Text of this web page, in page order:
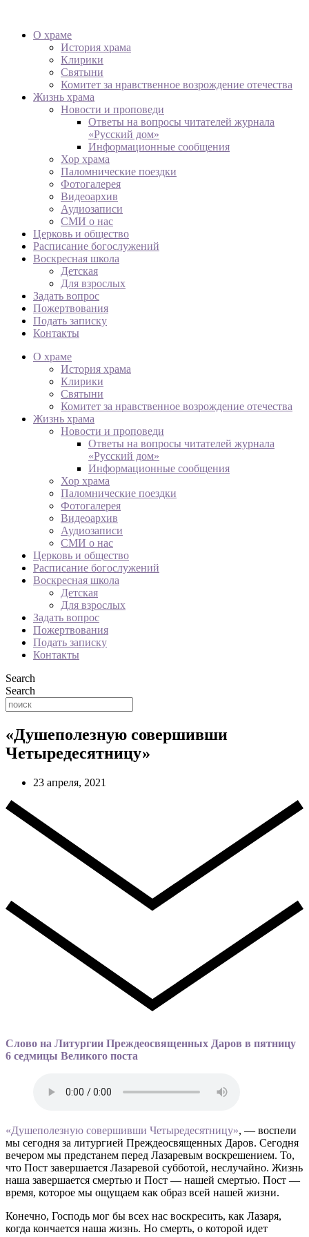
О храме
История храма
Клирики
Святыни
Комитет за нравственное возрождение отечества
Жизнь храма
Новости и проповеди
Ответы на вопросы читателей журнала
«Русский дом»
Информационные сообщения
Хор храма
Паломнические поездки
Фотогалерея
Видеоархив
Аудиозаписи
СМИ о нас
Церковь и общество
Расписание богослужений
Воскресная школа
Детская
Для взрослых
Задать вопрос
Пожертвования
Подать записку
Контакты
О храме
История храма
Клирики
Святыни
Комитет за нравственное возрождение отечества
Жизнь храма
Новости и проповеди
Ответы на вопросы читателей журнала
«Русский дом»
Информационные сообщения
Хор храма
Паломнические поездки
Фотогалерея
Видеоархив
Аудиозаписи
СМИ о нас
Церковь и общество
Расписание богослужений
Воскресная школа
Детская
Для взрослых
Задать вопрос
Пожертвования
Подать записку
Контакты
Search
Search
«Душеполезную совершивши
Четыредесятницу»
23 апреля, 2021
Слово на Литургии Преждеосвященных Даров в пятницу
6 седмицы Великого поста
«Душеполезную совершивши Четыредесятницу», — воспели
мы сегодня за литургией Преждеосвященных Даров. Сегодня
вечером мы предстанем перед Лазаревым воскрешением. То,
что Пост завершается Лазаревой субботой, неслучайно. Жизнь
наша завершается смертью и Пост — нашей смертью. Пост —
время, которое мы ощущаем как образ всей нашей жизни.
Конечно, Господь мог бы всех нас воскресить, как Лазаря,
когда кончается наша жизнь. Но смерть, о которой идет